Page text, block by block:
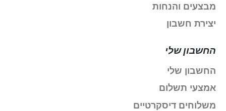
מבצעים והנחות
יצירת חשבון
החשבון שלי
החשבון שלי
אמצעי תשלום
משלוחים דיסקרטיים